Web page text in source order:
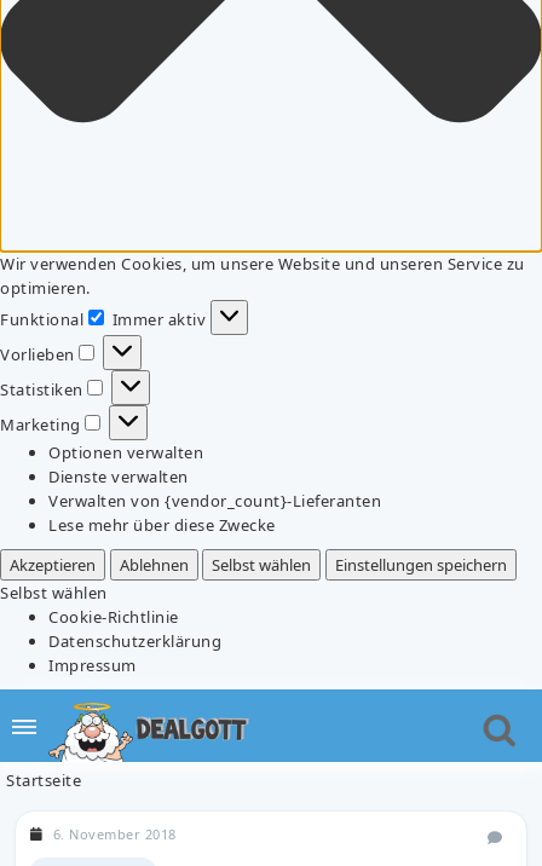
Wir verwenden Cookies, um unsere Website und unseren Service zu
optimieren.
Funktional
Funktional
Immer aktiv
Vorlieben
Vorlieben
Statistiken
Statistiken
Marketing
Marketing
Optionen verwalten
Dienste verwalten
Verwalten von {vendor_count}-Lieferanten
Lese mehr über diese Zwecke
Akzeptieren
Ablehnen Selbst wählen
Einstellungen speichern
Selbst wählen
Cookie-Richtlinie
Datenschutzerklärung
Impressum
Startseite
6. November 2018